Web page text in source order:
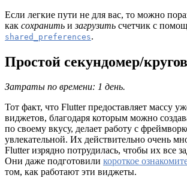
Если легкие пути не для вас, то можно
как сохранить изагрузить счетчик с
shared_preferences.
Простой секундомер/
Затраты по времени: 1 день.
Тот факт, что Flutter предоставляет массу
виджетов, благодаря которым можно
по своему вкусу, делает работу с
увлекательной. Их действительно очень
Flutter изрядно потрудилась, чтобы их все
Они даже подготовили короткое
том, как работают эти виджеты.